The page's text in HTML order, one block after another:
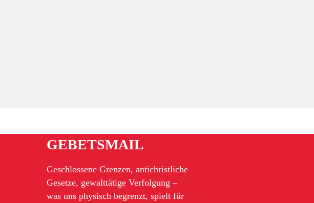
GEBETSMAIL
Geschlossene Grenzen, antichristliche
Gesetze, gewalttätige Verfolgung –
was uns physisch begrenzt, spielt für